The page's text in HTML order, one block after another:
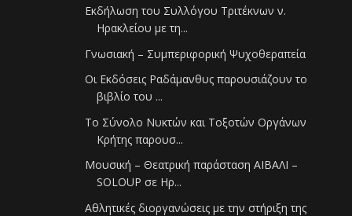
Εκδήλωση του Συλλόγου Τριτέκνων ν.
Ηρακλείου με τη...
Γνωσιακή – Συμπεριφορική Ψυχοθεραπεία
Οι Εκδόσεις Ραδάμανθυς παρουσιάζουν το
βιβλίο του ...
Το Σύνολο Νυκτών και Τοξοτών Οργάνων
Κρήτης παρουσ...
Μουσική – Θεατρική παράσταση ΑΙΒΑΛΙ –
SOLOUP σε Ηρ...
Αθλητικές διοργανώσεις με την στήριξη της